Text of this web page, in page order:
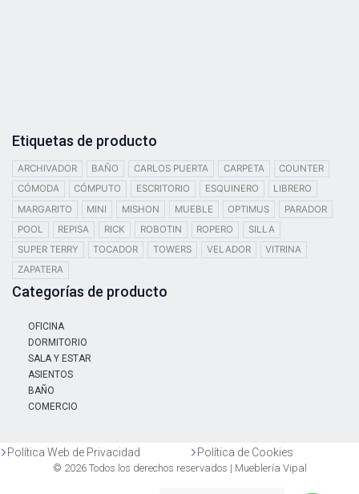
Etiquetas de producto
ARCHIVADOR BAÑO CARLOS PUERTA CARPETA
COUNTER
CÓMODA
CÓMPUTO ESCRITORIO ESQUINERO
LIBRERO
MARGARITO
MINI MISHON MUEBLE OPTIMUS
PARADOR
POOL
REPISA RICK ROBOTIN ROPERO
SILLA
SUPER TERRY
TOCADOR TOWERS VELADOR
VITRINA
ZAPATERA
Categorías de producto
OFICINA
DORMITORIO
SALA Y ESTAR
ASIENTOS
BAÑO
COMERCIO
Política Web de Privacidad Política de Cookies
© 2026 Todos los derechos reservados | Mueblería Vipal